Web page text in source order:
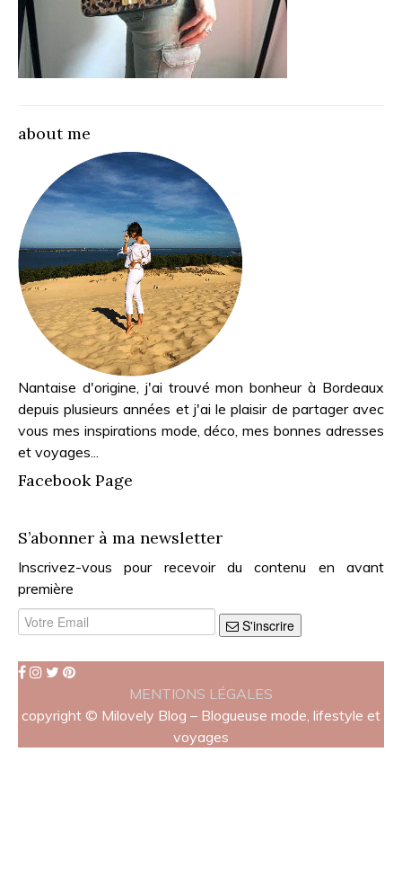
about me
Nantaise d'origine, j'ai trouvé mon bonheur à Bordeaux
depuis plusieurs années et j'ai le plaisir de partager avec
vous mes inspirations mode, déco, mes bonnes adresses
et voyages...
Facebook Page
S’abonner à ma newsletter
Inscrivez-vous pour recevoir du contenu en avant
première
S'inscrire
MENTIONS LÉGALES
copyright © Milovely Blog – Blogueuse mode, lifestyle et
voyages